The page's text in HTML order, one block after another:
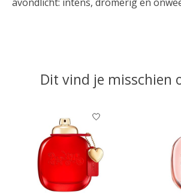
Dit vind je misschien
Items van productcarrousel